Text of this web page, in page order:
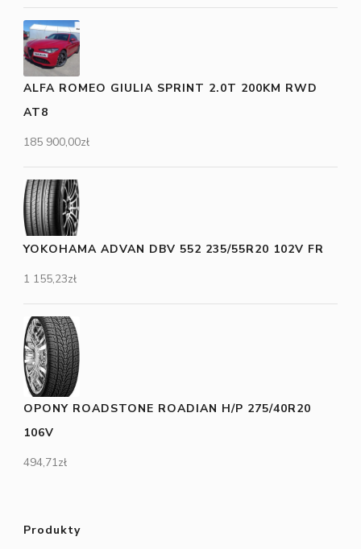
ALFA ROMEO GIULIA SPRINT 2.0T 200KM RWD
AT8
185 900,00zł
YOKOHAMA ADVAN DBV 552 235/55R20 102V FR
1 155,23zł
OPONY ROADSTONE ROADIAN H/P 275/40R20
106V
494,71zł
Produkty